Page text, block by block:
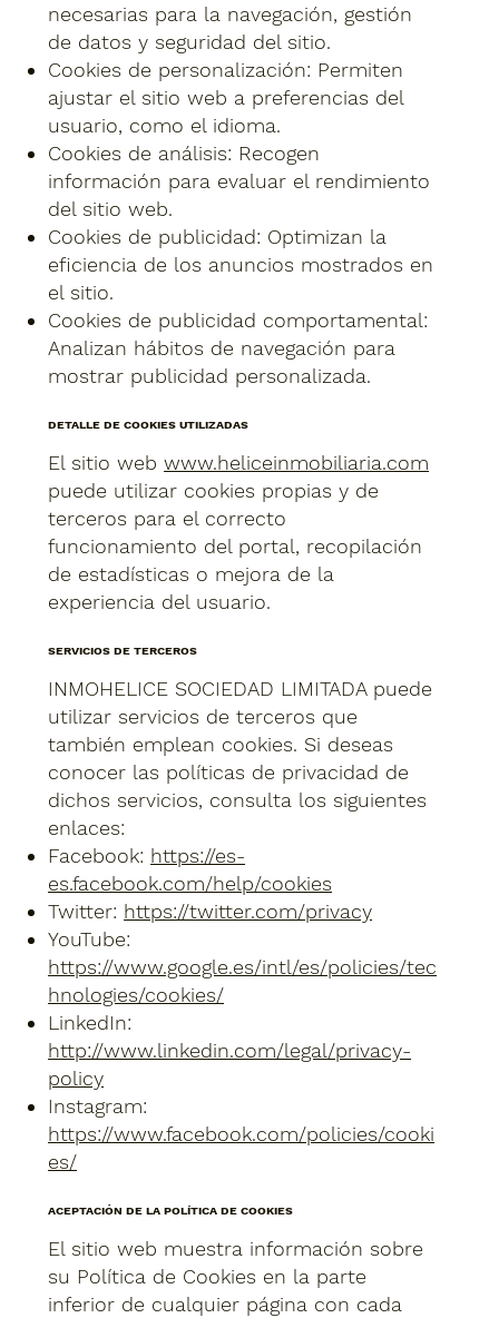
necesarias para la navegación, gestión
de datos y seguridad del sitio.
Cookies de personalización: Permiten
ajustar el sitio web a preferencias del
usuario, como el idioma.
Cookies de análisis: Recogen
información para evaluar el rendimiento
del sitio web.
Cookies de publicidad: Optimizan la
eficiencia de los anuncios mostrados en
el sitio.
Cookies de publicidad comportamental:
Analizan hábitos de navegación para
mostrar publicidad personalizada.
DETALLE DE COOKIES UTILIZADAS
El sitio webwww.heliceinmobiliaria.com
puede utilizar cookies propias y de
terceros para el correcto
funcionamiento del portal, recopilación
de estadísticas o mejora de la
experiencia del usuario.
SERVICIOS DE TERCEROS
INMOHELICE SOCIEDAD LIMITADA puede
utilizar servicios de terceros que
también emplean cookies. Si deseas
conocer las políticas de privacidad de
dichos servicios, consulta los siguientes
enlaces:
Facebook: https://es-
es.facebook.com/help/cookies
Twitter: https://twitter.com/privacy
YouTube:
https://www.google.es/intl/es/policies/tec
hnologies/cookies/
LinkedIn:
http://www.linkedin.com/legal/privacy-
policy
Instagram:
https://www.facebook.com/policies/cooki
es/
ACEPTACIÓN DE LA POLÍTICA DE COOKIES
El sitio web muestra información sobre
su Política de Cookies en la parte
inferior de cualquier página con cada